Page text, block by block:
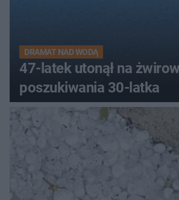
DRAMAT NAD WODĄ
47-latek utonął na
poszukiwania 30-latka